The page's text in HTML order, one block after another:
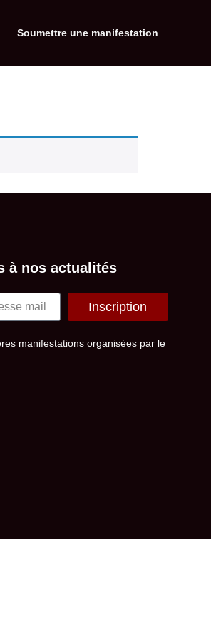
Soumettre une manifestation
à nos actualités
Inscription
manifestations organisées par le